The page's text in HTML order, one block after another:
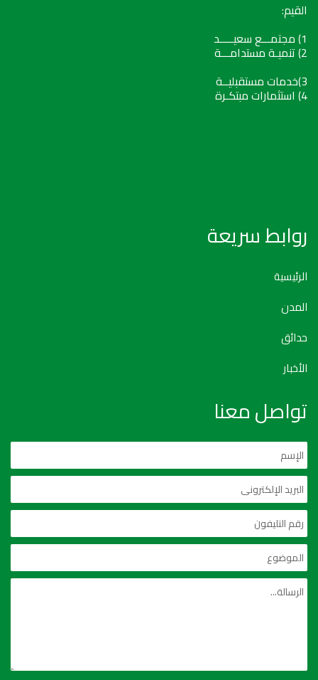
القيم:
1) مجتمـــع سعيـــــد
2) تنميـة مستدامـــة
3)خدمات مستقبليــة
4) استثمارات مبتكـرة
روابط سريعة
الرئيسية
المدن
حدائق
الأخبار
تواصل معنا